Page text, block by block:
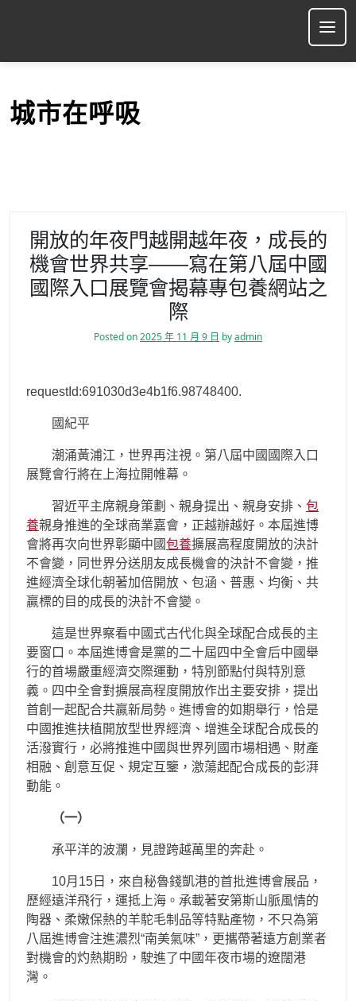
p
城市在呼吸
開放的年夜門越開越年夜，成長的
機會世界共享——寫在第八屆中國
國際入口展覽會揭幕專包養網站之
際
Posted on2025 年 11 月 9 日 byadmin
requestId:691030d3e4b1f6.98748400.
國紀平
潮涌黃浦江，世界再注視。第八屆中國國際入口
展覽會行將在上海拉開帷幕。
習近平主席親身策劃、親身提出、親身安排、 包
養親身推進的全球商業嘉會，正越辦越好。本屆進博
會將再次向世界彰顯中國包養擴展高程度開放的決計
不會變，同世界分送朋友成長機會的決計不會變，推
進經濟全球化朝著加倍開放、包涵、普惠、均衡、共
贏標的目的成長的決計不會變。
這是世界察看中國式古代化與全球配合成長的主
要窗口。本屆進博會是黨的二十屆四中全會后中國舉
行的首場嚴重經濟交際運動，特別節點付與特別意
義。四中全會對擴展高程度開放作出主要安排，提出
首創一起配合共贏新局勢。進博會的如期舉行，恰是
中國推進扶植開放型世界經濟、增進全球配合成長的
活潑實行，必將推進中國與世界列國市場相遇、財產
相融、創意互促、規定互鑒，激蕩起配合成長的彭湃
動能。
（一）
承平洋的波瀾，見證跨越萬里的奔赴。
10月15日，來自秘魯錢凱港的首批進博會展品，
歷經遠洋飛行，運抵上海。承載著安第斯山脈風情的
陶器、柔嫩保熱的羊駝毛制品等特點產物，不只為第
八屆進博會注進濃烈“南美氣味”，更攜帶著遠方創業者
對機會的灼熱期盼，駛進了中國年夜市場的遼闊港
灣。